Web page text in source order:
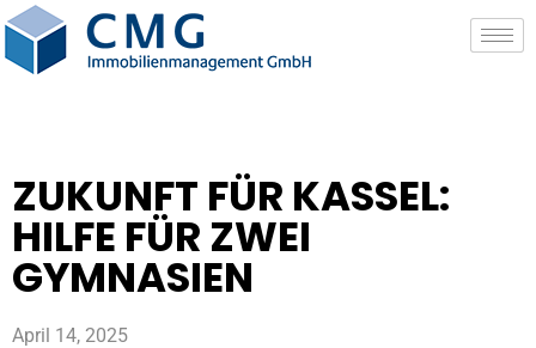
ZUKUNFT FÜR KASSEL:
HILFE FÜR ZWEI
GYMNASIEN
April 14, 2025